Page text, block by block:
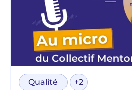
Qualité +2